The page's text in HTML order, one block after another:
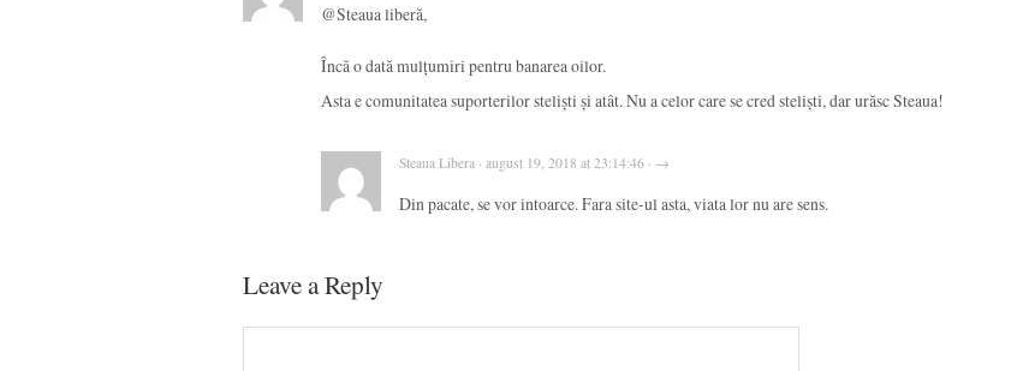
@Steaua liberă,
Încă o dată mulțumiri pentru banarea oilor.
Asta e comunitatea suporterilor steliști și atât. Nu a celor care se cred steliști, dar urăsc Steaua!
Steaua Libera · august 19, 2018 at 23:14:46 · →
Din pacate, se vor intoarce. Fara site-ul asta, viata lor nu are sens.
Leave a Reply